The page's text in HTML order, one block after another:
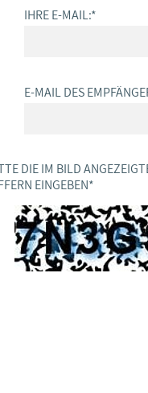
IHRE E-MAIL:*
E-MAIL DES
DIE IM BILD
EINGEBEN *